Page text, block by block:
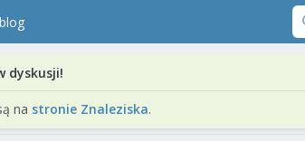
dyskusji!
na stronie Znaleziska.